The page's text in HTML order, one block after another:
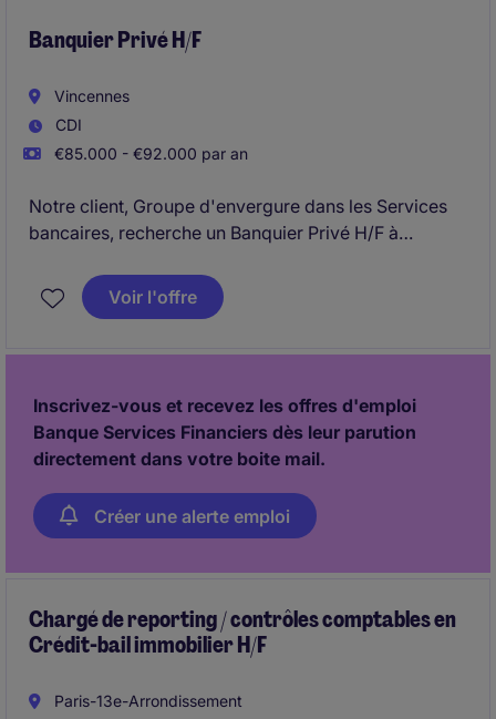
Banquier Privé H/F
Vincennes
CDI
€85.000 - €92.000 par an
Notre client, Groupe d'envergure dans les Services
bancaires, recherche un Banquier Privé H/F à
Voir l'offre
Inscrivez-vous et recevez les offres d'emploi
Banque Services Financiers dès leur parution
directement dans votre boite mail.
Créer une alerte emploi
Chargé de reporting / contrôles comptables en
Crédit-bail immobilier H/F
Paris-13e-Arrondissement